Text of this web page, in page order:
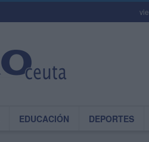
EDUCACIÓN DEPORTES